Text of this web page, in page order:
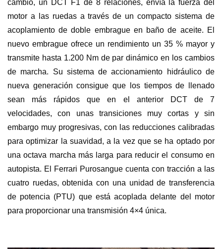
cambio, un DCT F1 de 8 relaciones, envía la fuerza del
motor a las ruedas a través de un compacto sistema de
acoplamiento de doble embrague en baño de aceite. El
nuevo embrague ofrece un rendimiento un 35 % mayor y
transmite hasta 1.200 Nm de par dinámico en los cambios
de marcha. Su sistema de accionamiento hidráulico de
nueva generación consigue que los tiempos de llenado
sean más rápidos que en el anterior DCT de 7
velocidades, con unas transiciones muy cortas y sin
embargo muy progresivas, con las reducciones calibradas
para optimizar la suavidad, a la vez que se ha optado por
una octava marcha más larga para reducir el consumo en
autopista. El Ferrari Purosangue cuenta con tracción a las
cuatro ruedas, obtenida con una unidad de transferencia
de potencia (PTU) que está acoplada delante del motor
para proporcionar una transmisión 4×4 única.